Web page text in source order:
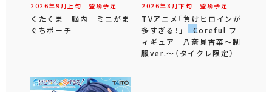
2026年9 月 上旬 登場予定
くたくま 脳内 ミニがま
ぐちポーチ
2026年8 月下旬 登場予定
TVアニメ「負けヒロインが
多すぎる！」 Coreful フ
ィギュア 八奈見杏菜～制
服ver.～（タイクレ限定）